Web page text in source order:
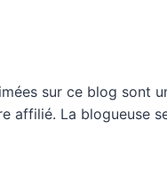
sur ce blog sont
affilié. La